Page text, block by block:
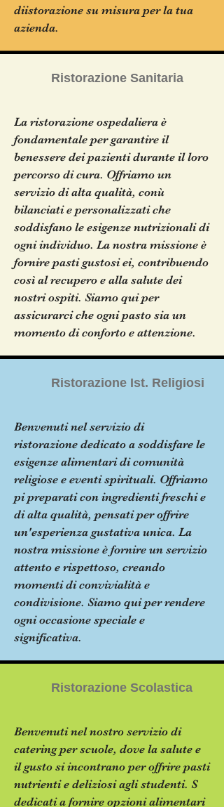
diistorazione su misura per la tua
azienda.
Ristorazione Sanitaria
La ristorazione ospedaliera è
fondamentale per garantire il
benessere dei pazienti durante il loro
percorso di cura. Offriamo un
servizio di alta qualità, conù
bilanciati e personalizzati che
soddisfano le esigenze nutrizionali di
ogni individuo. La nostra missione è
fornire pasti gustosi ei, contribuendo
così al recupero e alla salute dei
nostri ospiti. Siamo qui per
assicurarci che ogni pasto sia un
momento di conforto e attenzione.
Ristorazione Ist. Religiosi
Benvenuti nel servizio di
ristorazione dedicato a soddisfare le
esigenze alimentari di comunità
religiose e eventi spirituali. Offriamo
pi preparati con ingredienti freschi e
di alta qualità, pensati per offrire
un'esperienza gustativa unica. La
nostra missione è fornire un servizio
attento e rispettoso, creando
momenti di convivialità e
condivisione. Siamo qui per rendere
ogni occasione speciale e
significativa.
Ristorazione Scolastica
Benvenuti nel nostro servizio di
catering per scuole, dove la salute e
il gusto si incontrano per offrire pasti
nutrienti e deliziosi agli studenti. S
dedicati a fornire opzioni alimentari